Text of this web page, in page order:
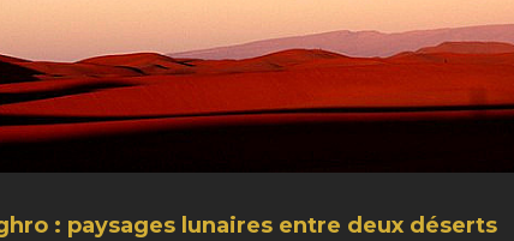
: paysages lunaires entre deux déserts